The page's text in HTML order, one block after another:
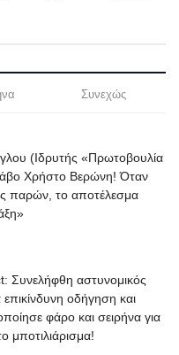
Συνεχώς
(Ιδρυτής «Πρωτοβουλία
Χρήστο Βερώνη! Όταν
παρών, το αποτέλεσμα
Συνελήφθη αστυνομικός
οδήγηση και
φάρο και σειρήνα για
μποτιλιάρισμα!